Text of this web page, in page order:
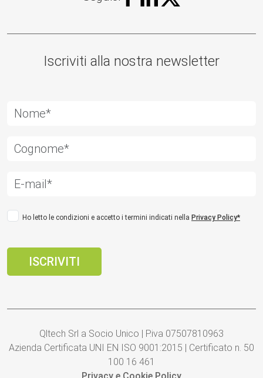
Iscriviti alla nostra newsletter
Ho letto le condizioni e accetto i termini indicati nella Privacy Policy*
Qltech Srl a Socio Unico | P.iva 07507810963
Azienda Certificata UNI EN ISO 9001:2015 | Certificato n. 50
100 16 461